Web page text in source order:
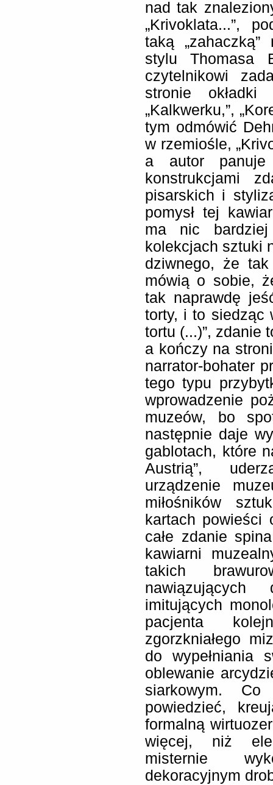
nad tak
„Krivoklata...”,
taką
stylu Thomasa
czytelnikowi
stronie
„Kalkwerku,”,
tym odmówić
w rzemiośle,
a autor panuje
konstrukcjami
pisarskich i
pomysł tej
ma nic
kolekcjach sztuki
dziwnego, że
mówią o sobie,
tak naprawdę
torty, i to siedząc
tortu (...)”, zdanie
a kończy na
narrator-bohater
tego typu
wprowadzenie
muzeów, bo
następnie daje
gablotach, które
Austrią”,
urządzenie
miłośników
kartach powieści
całe zdanie
kawiarni
takich
imitujących
pacjenta
zgorzkniałego
do wypełniania
oblewanie
siarkowym.
powiedzieć,
formalną
więcej, niż
misternie
dekoracyjnym